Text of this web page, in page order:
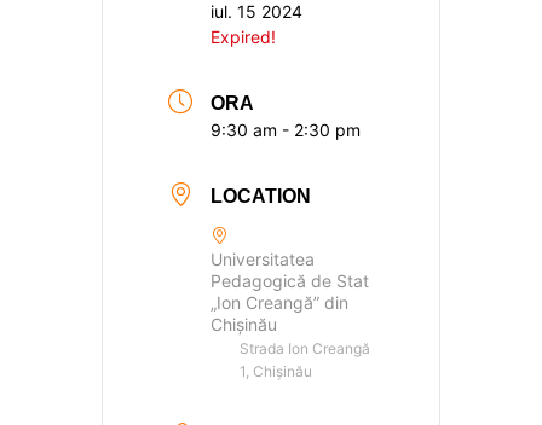
iul. 15 2024
Expired!
ORA
9:30 am - 2:30 pm
LOCATION
Universitatea
Pedagogică de Stat
„Ion Creangă” din
Chișinău
Strada Ion Creangă
1, Chișinău